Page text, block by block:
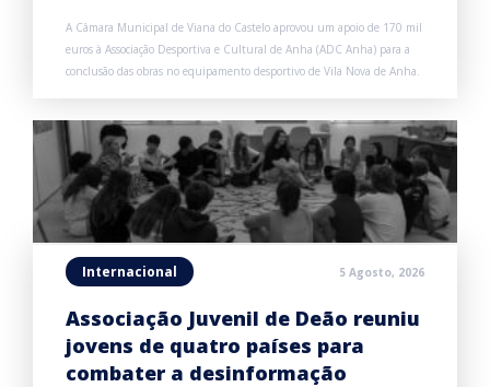
A Câmara Municipal de Viana do Castelo aprovou um apoio de 170 mil
euros à Associação Desportiva e Cultural de Anha (ADC Anha) para a
conclusão das obras no equipamento desportivo de Vila Nova de Anha.
Internacional 5 Agosto, 2026
Associação Juvenil de Deão reuniu
jovens de quatro países para
combater a desinformação